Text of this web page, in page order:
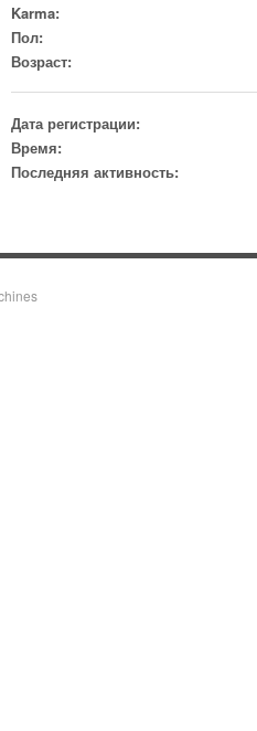
Karma:
Пол:
Возраст:
Дата регистрации:
Время:
Последняя активность: